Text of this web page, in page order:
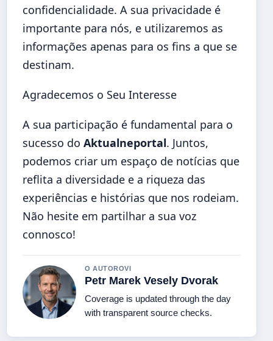
confidencialidade. A sua privacidade é
importante para nós, e utilizaremos as
informações apenas para os fins a que se
destinam.
Agradecemos o Seu Interesse
A sua participação é fundamental para o
sucesso do Aktualneportal. Juntos,
podemos criar um espaço de notícias que
reflita a diversidade e a riqueza das
experiências e histórias que nos rodeiam.
Não hesite em partilhar a sua voz
connosco!
O AUTOROVI
Petr Marek Vesely Dvorak
Coverage is updated through the day
with transparent source checks.